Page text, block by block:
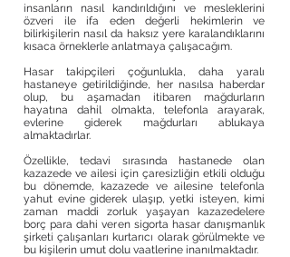
insanların nasıl kandırıldığını ve mesleklerini
özveri ile ifa eden değerli hekimlerin ve
bilirkişilerin nasıl da haksız yere karalandıklarını
kısaca örneklerle anlatmaya çalışacağım.
Hasar takipçileri çoğunlukla, daha yaralı
hastaneye getirildiğinde, her nasılsa haberdar
olup, bu aşamadan itibaren mağdurların
hayatına dahil olmakta, telefonla arayarak,
evlerine giderek mağdurları ablukaya
almaktadırlar.
Özellikle, tedavi sırasında hastanede olan
kazazede ve ailesi için çaresizliğin etkili olduğu
bu dönemde, kazazede ve ailesine telefonla
yahut evine giderek ulaşıp, yetki isteyen, kimi
zaman maddi zorluk yaşayan kazazedelere
borç para dahi veren sigorta hasar danışmanlık
şirketi çalışanları kurtarıcı olarak görülmekte ve
bu kişilerin umut dolu vaatlerine inanılmaktadır.